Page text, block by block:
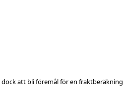
att bli föremål för en fraktberäkning